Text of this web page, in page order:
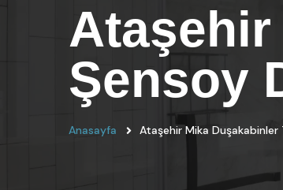
Ataşehir
Şensoy
Anasayfa Ataşehir Mika Duşakabinler